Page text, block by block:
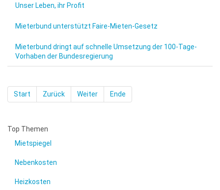
Unser Leben, ihr Profit
Mieterbund unterstützt Faire-Mieten-Gesetz
Mieterbund dringt auf schnelle Umsetzung der 100-Tage-
Vorhaben der Bundesregierung
Start Zurück Weiter Ende
Top Themen
Mietspiegel
Nebenkosten
Heizkosten